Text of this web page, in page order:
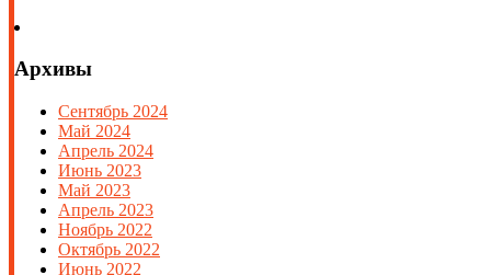
Архивы
Сентябрь 2024
Май 2024
Апрель 2024
Июнь 2023
Май 2023
Апрель 2023
Ноябрь 2022
Октябрь 2022
Июнь 2022